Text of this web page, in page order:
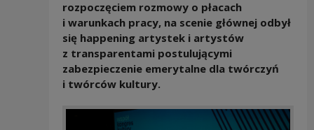
rozpoczęciem rozmowy o płacach
i warunkach pracy, na scenie głównej odbył
się happening artystek i artystów
z transparentami postulującymi
zabezpieczenie emerytalne dla twórczyń
i twórców kultury.